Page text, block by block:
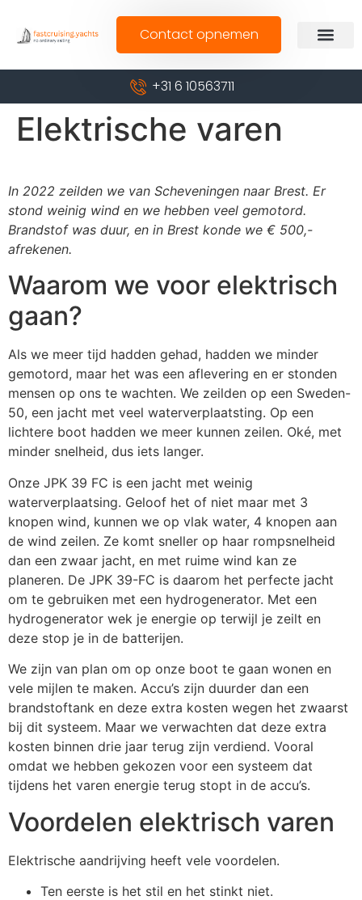
Contact opnemen
+31 6 10563711
Elektrische varen
In 2022 zeilden we van Scheveningen naar Brest. Er
stond weinig wind en we hebben veel gemotord.
Brandstof was duur, en in Brest konde we € 500,-
afrekenen.
Waarom we voor elektrisch
gaan?
Als we meer tijd hadden gehad, hadden we minder
gemotord, maar het was een aflevering en er stonden
mensen op ons te wachten. We zeilden op een Sweden-
50, een jacht met veel waterverplaatsting. Op een
lichtere boot hadden we meer kunnen zeilen. Oké, met
minder snelheid, dus iets langer.
Onze JPK 39 FC is een jacht met weinig
waterverplaatsing. Geloof het of niet maar met 3
knopen wind, kunnen we op vlak water, 4 knopen aan
de wind zeilen. Ze komt sneller op haar rompsnelheid
dan een zwaar jacht, en met ruime wind kan ze
planeren. De JPK 39-FC is daarom het perfecte jacht
om te gebruiken met een hydrogenerator. Met een
hydrogenerator wek je energie op terwijl je zeilt en
deze stop je in de batterijen.
We zijn van plan om op onze boot te gaan wonen en
vele mijlen te maken. Accu’s zijn duurder dan een
brandstoftank en deze extra kosten wegen het zwaarst
bij dit systeem. Maar we verwachten dat deze extra
kosten binnen drie jaar terug zijn verdiend. Vooral
omdat we hebben gekozen voor een systeem dat
tijdens het varen energie terug stopt in de accu’s.
Voordelen elektrisch varen
Elektrische aandrijving heeft vele voordelen.
Ten eerste is het stil en het stinkt niet.